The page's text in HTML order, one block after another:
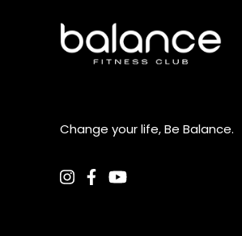
Change your life, Be Balance.